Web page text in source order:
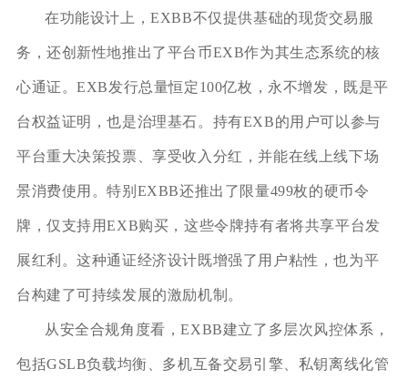
在功能设计上，EXBB不仅提供基础的现货交易服
务，还创新性地推出了平台币EXB作为其生态系统的核
心通证。EXB发行总量恒定100亿枚，永不增发，既是平
台权益证明，也是治理基石。持有EXB的用户可以参与
平台重大决策投票、享受收入分红，并能在线上线下场
景消费使用。特别EXBB还推出了限量499枚的硬币令
牌，仅支持用EXB购买，这些令牌持有者将共享平台发
展红利。这种通证经济设计既增强了用户粘性，也为平
台构建了可持续发展的激励机制。
从安全合规角度看，EXBB建立了多层次风控体系，
包括GSLB负载均衡、多机互备交易引擎、私钥离线化管